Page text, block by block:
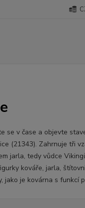
se v čase a objevte
(21343). Zahrnuje tři
jarla, tedy vůdce
kováře, jarla,
jako je kovárna s funkcí